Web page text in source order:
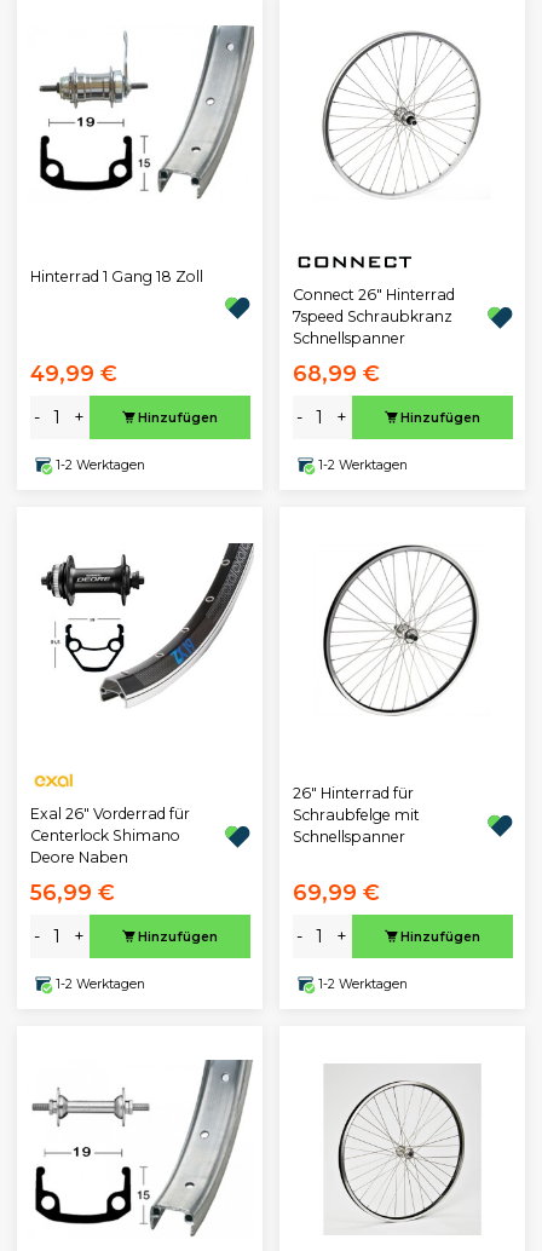
Hinterrad 1 Gang 18 Zoll
49,99 €
- + Hinzufügen
1-2 Werktagen
Connect 26" Hinterrad
7speed Schraubkranz
Schnellspanner
68,99 €
- + Hinzufügen
1-2 Werktagen
Exal 26" Vorderrad für
Centerlock Shimano
Deore Naben
56,99 €
- + Hinzufügen
1-2 Werktagen
26" Hinterrad für
Schraubfelge mit
Schnellspanner
69,99 €
- + Hinzufügen
1-2 Werktagen